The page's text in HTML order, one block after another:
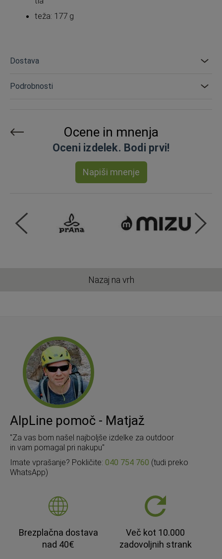
teža: 177 g
Dostava
Podrobnosti
Ocene in mnenja
Oceni izdelek. Bodi prvi!
Napiši mnenje
Nazaj na vrh
AlpLine pomoč - Matjaž
"Za vas bom našel najboljše izdelke za outdoor
in vam pomagal pri nakupu"
Imate vprašanje? Pokličite: 040 754 760 (tudi preko
WhatsApp)
Brezplačna dostava
nad 40€
Več kot 10.000
zadovoljnih strank